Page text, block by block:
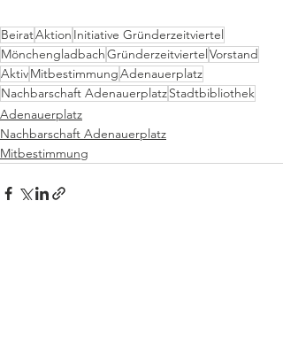
BeiratAktion Initiative Gründerzeitviertel
MönchengladbachGründerzeitviertelVorstand
AktivMitbestimmungAdenauerplatz
Nachbarschaft AdenauerplatzStadtbibliothek
Adenauerplatz
Nachbarschaft Adenauerplatz
Mitbestimmung